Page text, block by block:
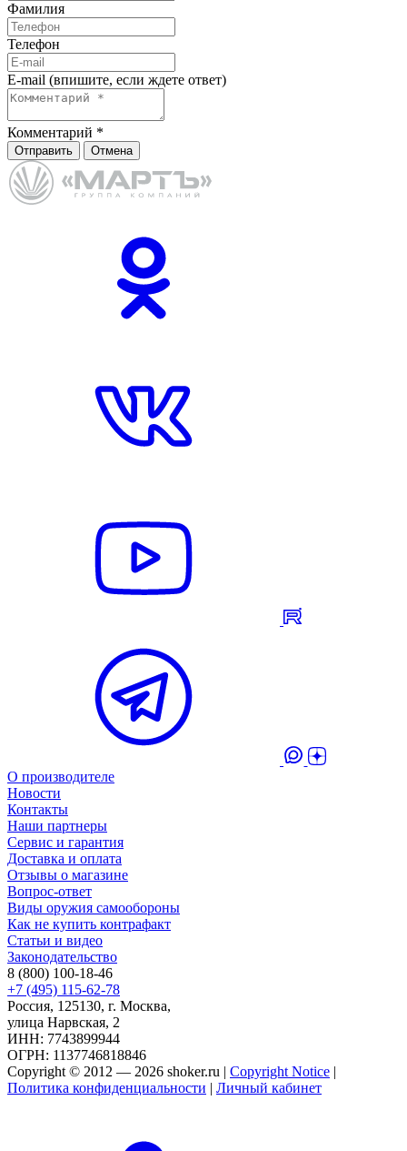
Фамилия
Телефон
E-mail (впишите, если ждете ответ)
Комментарий *
Отправить Отмена
О производителе
Новости
Контакты
Наши партнеры
Сервис и гарантия
Доставка и оплата
Отзывы о магазине
Вопрос-ответ
Виды оружия самообороны
Как не купить контрафакт
Статьи и видео
Законодательство
8 (800) 100-18-46
+7 (495) 115-62-78
Россия, 125130, г. Москва,
улица Нарвская, 2
ИНН: 7743899944
ОГРН: 1137746818846
Copyright © 2012 — 2026 shoker.ru | Copyright Notice |
Политика конфиденциальности | Личный кабинет